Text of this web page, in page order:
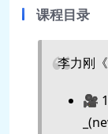
课程目录
李力刚
🎥